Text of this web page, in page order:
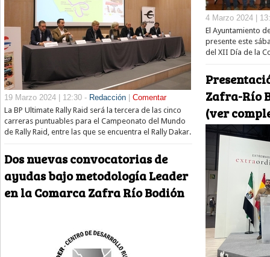
19 Marzo 2024 | 12:30 - Redacción| Comentar
La BP Ultimate Rally Raid será la tercera de las cinco
carreras puntuables para el Campeonato del Mundo
de Rally Raid, entre las que se encuentra el Rally Dakar.
Dos nuevas convocatorias de
ayudas bajo metodología Leader
en la Comarca Zafra Río Bodión
4 Marzo 2024 |
El Ayuntamiento
presente este
del XII Día de la
Zafra-Río
(ver